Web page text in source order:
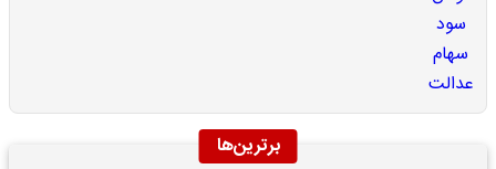
برترین‌ها